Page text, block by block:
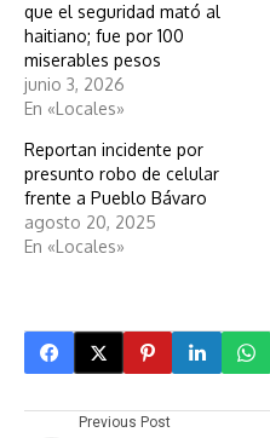
que el seguridad mató al
haitiano; fue por 100
miserables pesos
junio 3, 2026
En «Locales»
Reportan incidente por
presunto robo de celular
frente a Pueblo Bávaro
agosto 20, 2025
En «Locales»
Previous Post